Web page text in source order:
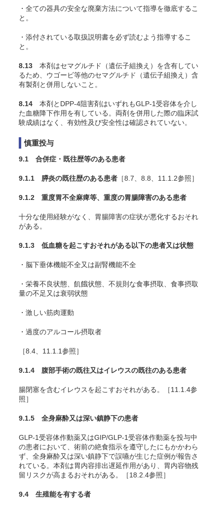
・全ての器具の安全な廃棄方法について指導を徹底するこ
と。
・添付されている取扱説明書を必ず読むよう指導するこ
と。
8.13 本剤はセマグルチド（遺伝子組換え）を含有してい
るため、ウゴービ等他のセマグルチド（遺伝子組換え）含
有製剤と併用しないこと。
8.14 本剤とDPP-4阻害剤はいずれもGLP-1受容体を介し
た血糖降下作用を有している。両剤を併用した際の臨床試
験成績はなく、有効性及び安全性は確認されていない。
慎重投与
9.1 合併症・既往歴等のある患者
9.1.1 膵炎の既往歴のある患者 ［8.7、8.8、11.1.2参照］
9.1.2 重度胃不全麻痺等、重度の胃腸障害のある患者
十分な使用経験がなく、胃腸障害の症状が悪化するおそれ
がある。
9.1.3 低血糖を起こすおそれがある以下の患者又は状態
・脳下垂体機能不全又は副腎機能不全
・栄養不良状態、飢餓状態、不規則な食事摂取、食事摂取
量の不足又は衰弱状態
・激しい筋肉運動
・過度のアルコール摂取者
［8.4、11.1.1参照］
9.1.4 腹部手術の既往又はイレウスの既往のある患者
腸閉塞を含むイレウスを起こすおそれがある。［11.1.4参
照］
9.1.5 全身麻酔又は深い鎮静下の患者
GLP-1受容体作動薬又はGIP/GLP-1受容体作動薬を投与中
の患者において、術前の絶食指示を遵守したにもかかわら
ず、全身麻酔又は深い鎮静下で誤嚥が生じた症例が報告さ
れている。本剤は胃内容排出遅延作用があり、胃内容物残
留リスクが高まるおそれがある。［18.2.4参照］
9.4 生殖能を有する者